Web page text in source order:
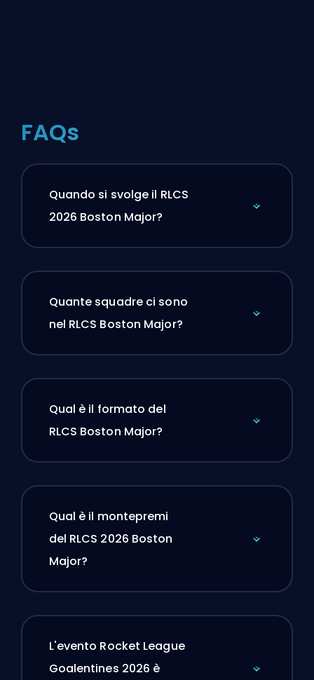
FAQs
Quando si svolge il RLCS
2026 Boston Major?
Quante squadre ci sono
nel RLCS Boston Major?
Qual è il formato del
RLCS Boston Major?
Qual è il montepremi
del RLCS 2026 Boston
Major?
L'evento Rocket League
Goalentines 2026 è